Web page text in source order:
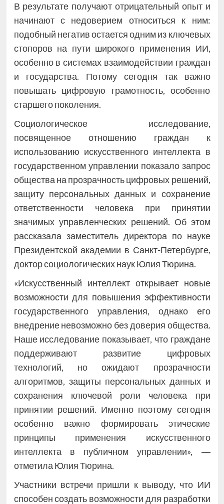
В результате получают отрицательный опыт и
начинают с недоверием относиться к ним:
подобный негатив остается одним из ключевых
стопоров на пути широкого применения ИИ,
особенно в системах взаимодействии граждан
и государства. Потому сегодня так важно
повышать цифровую грамотность, особенно
старшего поколения.
Социологическое исследование,
посвященное отношению граждан к
использованию искусственного интеллекта в
государственном управлении показало запрос
общества на прозрачность цифровых решений,
защиту персональных данных и сохранение
ответственности человека при принятии
значимых управленческих решений. Об этом
рассказала заместитель директора по науке
Президентской академии в Санкт-Петербурге,
доктор социологических наук Юлия Тюрина.
«Искусственный интеллект открывает новые
возможности для повышения эффективности
государственного управления, однако его
внедрение невозможно без доверия общества.
Наше исследование показывает, что граждане
поддерживают развитие цифровых
технологий, но ожидают прозрачности
алгоритмов, защиты персональных данных и
сохранения ключевой роли человека при
принятии решений. Именно поэтому сегодня
особенно важно формировать этические
принципы применения искусственного
интеллекта в публичном управлении», ―
отметила Юлия Тюрина.
Участники встречи пришли к выводу, что ИИ
способен создать возможности для разработки